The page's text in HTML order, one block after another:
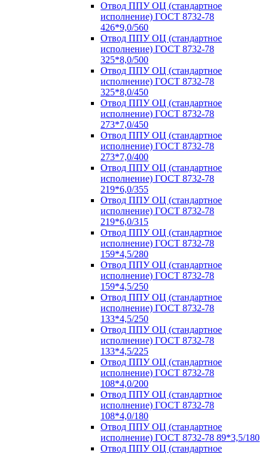
Отвод ППУ ОЦ (стандартное
исполнение) ГОСТ 8732-78
426*9,0/560
Отвод ППУ ОЦ (стандартное
исполнение) ГОСТ 8732-78
325*8,0/500
Отвод ППУ ОЦ (стандартное
исполнение) ГОСТ 8732-78
325*8,0/450
Отвод ППУ ОЦ (стандартное
исполнение) ГОСТ 8732-78
273*7,0/450
Отвод ППУ ОЦ (стандартное
исполнение) ГОСТ 8732-78
273*7,0/400
Отвод ППУ ОЦ (стандартное
исполнение) ГОСТ 8732-78
219*6,0/355
Отвод ППУ ОЦ (стандартное
исполнение) ГОСТ 8732-78
219*6,0/315
Отвод ППУ ОЦ (стандартное
исполнение) ГОСТ 8732-78
159*4,5/280
Отвод ППУ ОЦ (стандартное
исполнение) ГОСТ 8732-78
159*4,5/250
Отвод ППУ ОЦ (стандартное
исполнение) ГОСТ 8732-78
133*4,5/250
Отвод ППУ ОЦ (стандартное
исполнение) ГОСТ 8732-78
133*4,5/225
Отвод ППУ ОЦ (стандартное
исполнение) ГОСТ 8732-78
108*4,0/200
Отвод ППУ ОЦ (стандартное
исполнение) ГОСТ 8732-78
108*4,0/180
Отвод ППУ ОЦ (стандартное
исполнение) ГОСТ 8732-78 89*3,5/180
Отвод ППУ ОЦ (стандартное